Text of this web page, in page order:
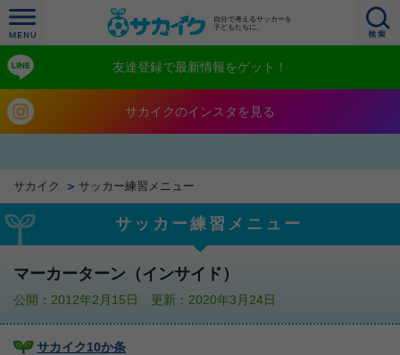
自分で考えるサッカーを
子どもたちに。
友達登録で最新情報をゲット！
サカイクのインスタを見る
サカイク サッカー練習メニュー
サッカー練習メニュー
マーカーターン（インサイド）
公開：2012年2月15日 更新：2020年3月24日
サカイク10か条